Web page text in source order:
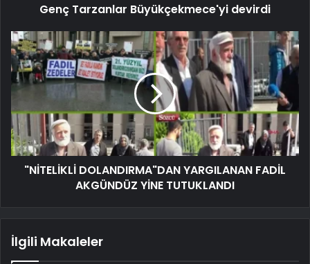
Genç Tarzanlar Büyükçekmece'yi devirdi
"NİTELİKLİ DOLANDIRMA"DAN YARGILANAN FADİL
AKGÜNDÜZ YİNE TUTUKLANDI
İlgili Makaleler